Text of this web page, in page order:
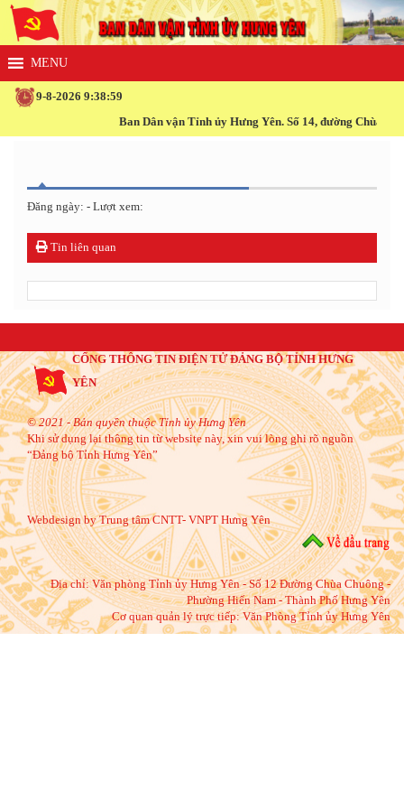
9-8-2026 9:38:59
Ban Dân vận Tỉnh ủy Hưng Yên. Số 14, đường Chùa
Đăng ngày: - Lượt xem:
Tin liên quan
CỔNG THÔNG TIN ĐIỆN TỬ ĐẢNG BỘ TỈNH HƯNG
YÊN
© 2021 - Bản quyền thuộc Tỉnh ủy Hưng Yên
Khi sử dụng lại thông tin từ website này, xin vui lòng ghi rõ nguồn
“Đảng bộ Tỉnh Hưng Yên”
Webdesign by Trung tâm CNTT- VNPT Hưng Yên
Địa chỉ:Văn phòng Tỉnh ủy Hưng Yên - Số 12 Đường Chùa Chuông -
Phường Hiến Nam - Thành Phố Hưng Yên
Cơ quan quản lý trực tiếp: Văn Phòng Tỉnh ủy Hưng Yên